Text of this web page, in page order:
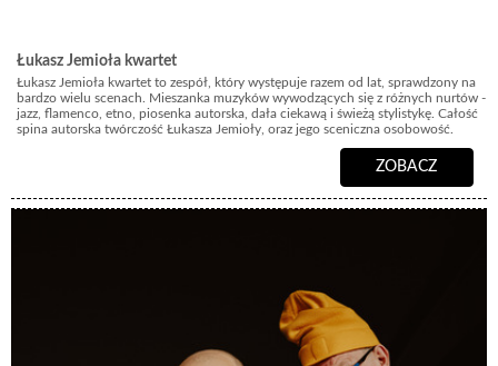
Łukasz Jemioła kwartet
Łukasz Jemioła kwartet to zespół, który występuje razem od lat, sprawdzony na
bardzo wielu scenach. Mieszanka muzyków wywodzących się z różnych nurtów -
jazz, flamenco, etno, piosenka autorska, dała ciekawą i świeżą stylistykę. Całość
spina autorska twórczość Łukasza Jemioły, oraz jego sceniczna osobowość.
ZOBACZ